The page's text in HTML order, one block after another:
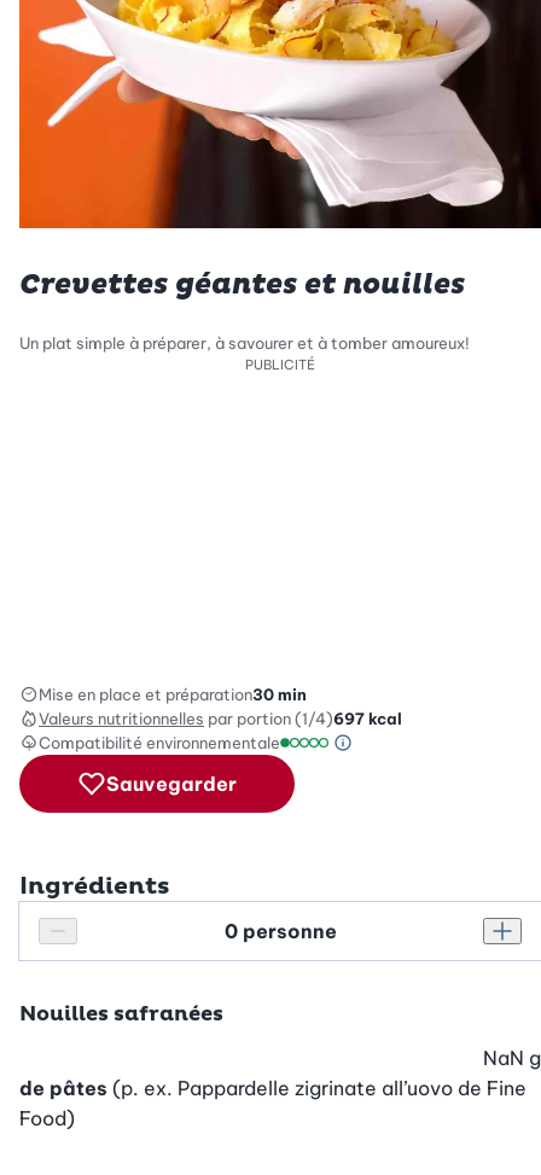
Crevettes géantes et nouilles
Un plat simple à préparer, à savourer et à tomber amoureux!
PUBLICITÉ
Mise en place et préparation30 min
Valeurs nutritionnelles par portion (1/4)697kcal
Compatibilité environnementale
Échelle de compatibilité
Information sur
Sauvegarder
Ingrédients
Réduire le nombre de personnes
Personnes
Nouilles safranées
de pâtes (p. ex. Pappardelle zigrinate all’uovo de Fine
Food)
NaN g